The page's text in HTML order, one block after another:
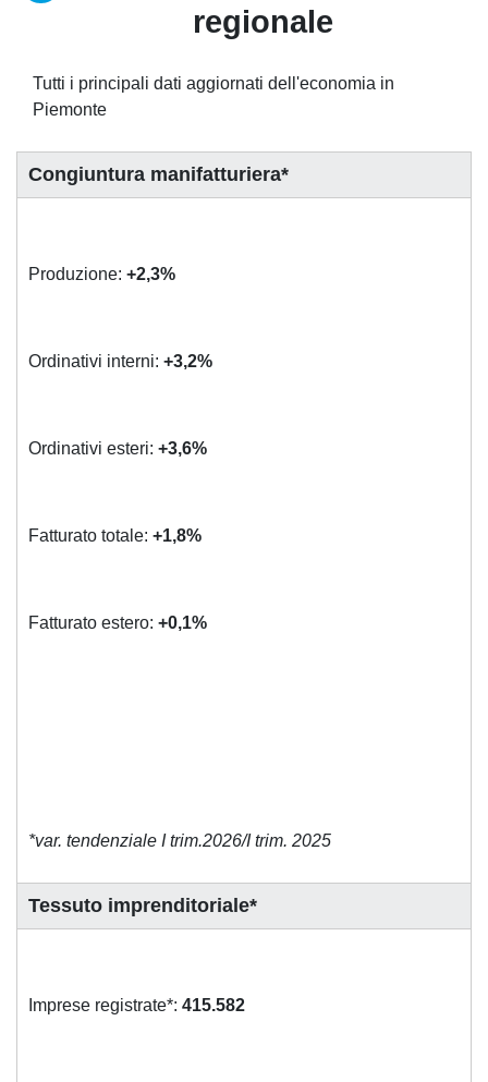
regionale
Tutti i principali dati aggiornati dell'economia in
Piemonte
Congiuntura manifatturiera*
Produzione: +2,3%
Ordinativi interni: +3,2%
Ordinativi esteri: +3,6%
Fatturato totale: +1,8%
Fatturato estero: +0,1%
*var. tendenziale I trim.2026/I trim. 2025
Tessuto imprenditoriale*
Imprese registrate*: 415.582